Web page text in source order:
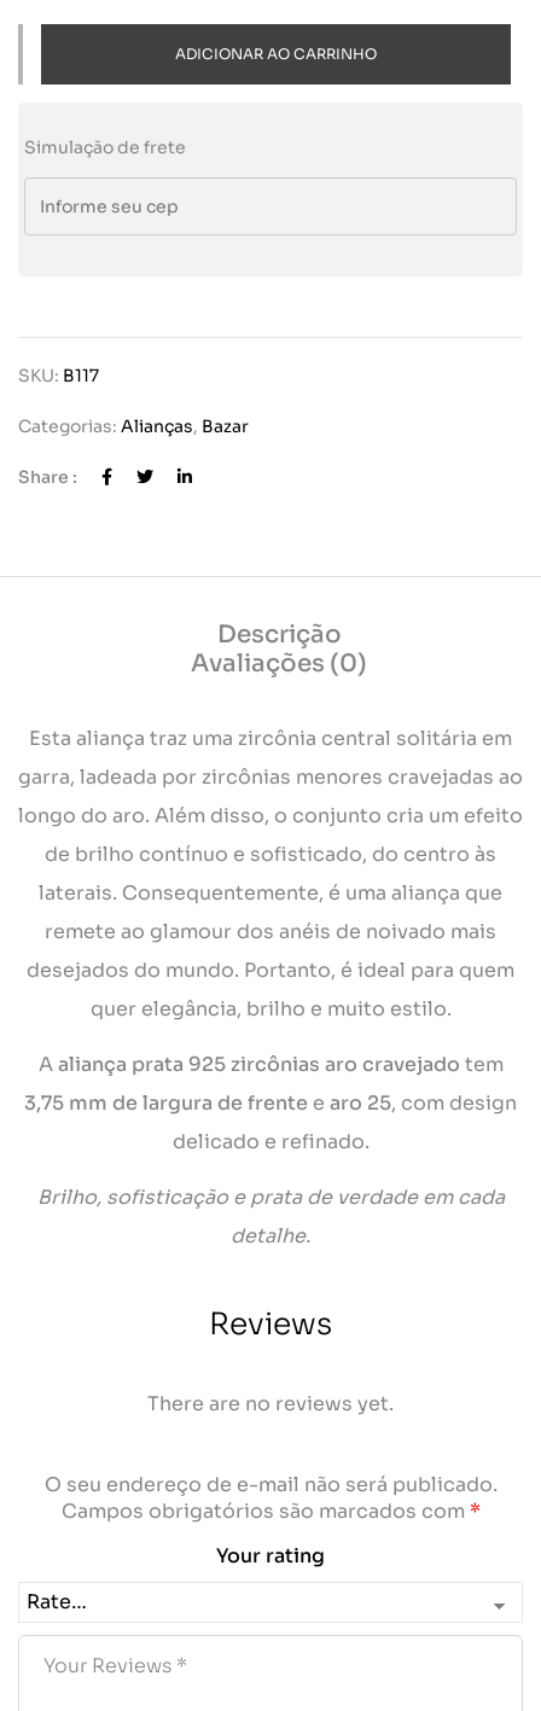
ADICIONAR AO CARRINHO
Simulação de frete
SKU: B117
Categorias: Alianças, Bazar
Share :
Descrição
Avaliações (0)
Esta aliança traz uma zircônia central solitária em
garra, ladeada por zircônias menores cravejadas ao
longo do aro. Além disso, o conjunto cria um efeito
de brilho contínuo e sofisticado, do centro às
laterais. Consequentemente, é uma aliança que
remete ao glamour dos anéis de noivado mais
desejados do mundo. Portanto, é ideal para quem
quer elegância, brilho e muito estilo.
Aaliança prata 925 zircônias aro cravejado tem
3,75 mm de largura de frente e aro 25, com design
delicado e refinado.
Brilho, sofisticação e prata de verdade em cada
detalhe.
Reviews
There are no reviews yet.
O seu endereço de e-mail não será publicado.
Campos obrigatórios são marcados com *
Your rating